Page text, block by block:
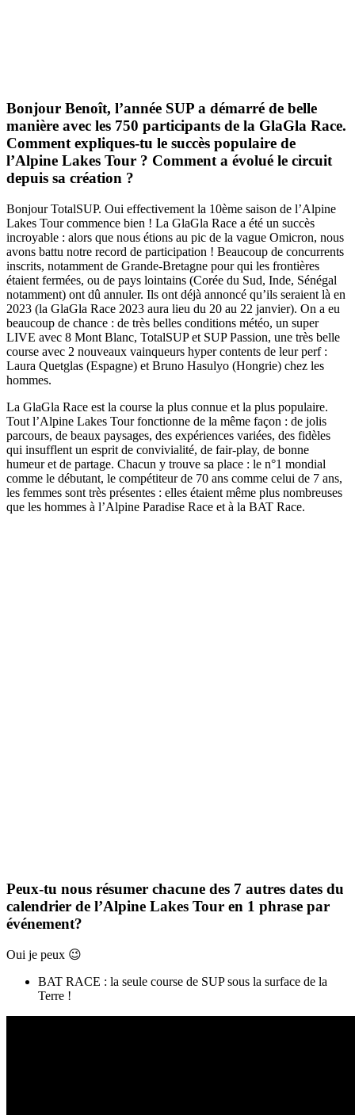
Bonjour Benoît, l’année SUP a démarré de belle
manière avec les 750 participants de la GlaGla Race.
Comment expliques-tu le succès populaire de
l’Alpine Lakes Tour ? Comment a évolué le circuit
depuis sa création ?
Bonjour TotalSUP. Oui effectivement la 10ème saison de l’Alpine
Lakes Tour commence bien ! La GlaGla Race a été un succès
incroyable : alors que nous étions au pic de la vague Omicron, nous
avons battu notre record de participation ! Beaucoup de concurrents
inscrits, notamment de Grande-Bretagne pour qui les frontières
étaient fermées, ou de pays lointains (Corée du Sud, Inde, Sénégal
notamment) ont dû annuler. Ils ont déjà annoncé qu’ils seraient là en
2023 (la GlaGla Race 2023 aura lieu du 20 au 22 janvier). On a eu
beaucoup de chance : de très belles conditions météo, un super
LIVE avec 8 Mont Blanc, TotalSUP et SUP Passion, une très belle
course avec 2 nouveaux vainqueurs hyper contents de leur perf :
Laura Quetglas (Espagne) et Bruno Hasulyo (Hongrie) chez les
hommes.
La GlaGla Race est la course la plus connue et la plus populaire.
Tout l’Alpine Lakes Tour fonctionne de la même façon : de jolis
parcours, de beaux paysages, des expériences variées, des fidèles
qui insufflent un esprit de convivialité, de fair-play, de bonne
humeur et de partage. Chacun y trouve sa place : le n°1 mondial
comme le débutant, le compétiteur de 70 ans comme celui de 7 ans,
les femmes sont très présentes : elles étaient même plus nombreuses
que les hommes à l’Alpine Paradise Race et à la BAT Race.
Peux-tu nous résumer chacune des 7 autres dates du
calendrier de l’Alpine Lakes Tour en 1 phrase par
événement?
Oui je peux 😉
BAT RACE : la seule course de SUP sous la surface de la
Terre !